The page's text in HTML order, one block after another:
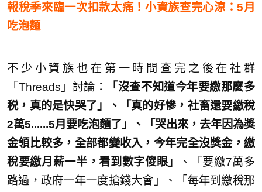
報稅季來臨一次扣款太痛！小資族查完心涼：5月
吃泡麵
不少小資族也在第一時間查完之後在社群
「Threads」討論：
「沒查不知道今年要繳那麼多
税，真的是快哭了」、「真的好慘，社畜還要繳稅
2萬5......5月要吃泡麵了」、「哭出來，去年因為獎
金領比較多，全部都變收入，今年完全沒獎金，繳
稅要繳月薪一半，看到數字傻眼」
、「要繳7萬多
路過，政府一年一度搶錢大會」、「每年到繳稅那